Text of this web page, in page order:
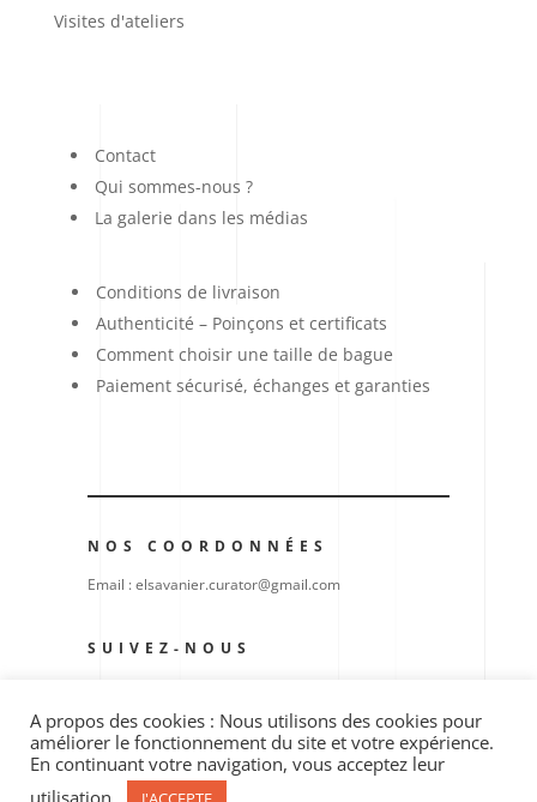
Visites d'ateliers
Contact
Qui sommes-nous ?
La galerie dans les médias
Conditions de livraison
Authenticité – Poinçons et certificats
Comment choisir une taille de bague
Paiement sécurisé, échanges et garanties
NOS COORDONNÉES
Email : elsavanier.curator@gmail.com
SUIVEZ-NOUS
A propos des cookies : Nous utilisons des cookies pour
améliorer le fonctionnement du site et votre expérience.
En continuant votre navigation, vous acceptez leur
utilisation.